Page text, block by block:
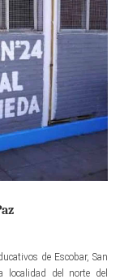
de Escobar, San
localidad del norte del